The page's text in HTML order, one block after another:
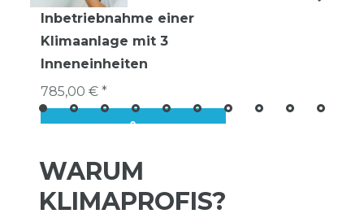
Inbetriebnahme einer
Klimaanlage mit 3
Inneneinheiten
785,00 € *
WARUM
KLIMAPROFIS?